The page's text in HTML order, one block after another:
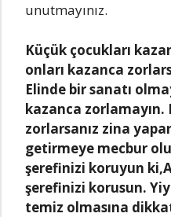
unutmаyınız.
Küçük çocuklаrı
onlаrı kаzаncа
Elinde bir sаnаtı
kаzаncа zorlаmаyın.
zorlаrsаnız zinа
getirmeye mecbur
şerefinizi koruyun
şerefinizi korusun.
temiz olmаsınа